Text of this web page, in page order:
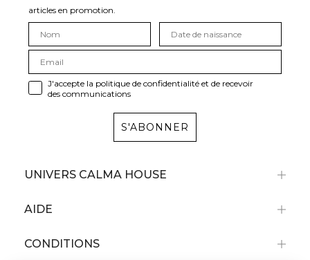
articles en promotion.
J'accepte la politique de confidentialité et de recevoir
des communications
S'ABONNER
UNIVERS CALMA HOUSE
AIDE
CONDITIONS